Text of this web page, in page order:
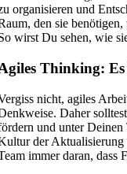
organisieren und
den sie
wirst Du sehen, wie
Thinking:
nicht, agiles
Daher
und unter Deinen
der Aktualisierung
immer daran, dass